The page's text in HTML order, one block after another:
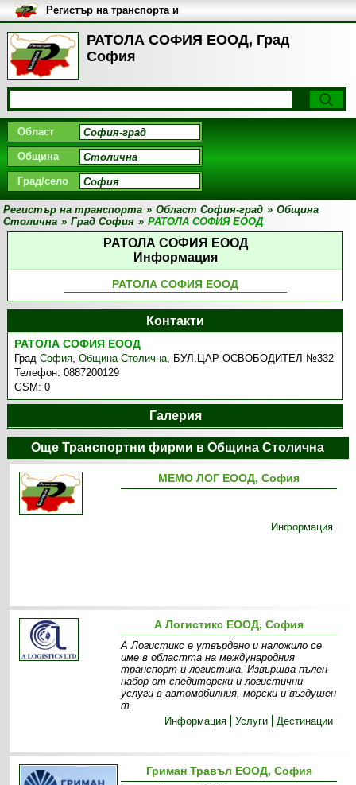
РАТОЛА СОФИЯ ЕООД, Град
София
Регистър на транспорта и
транспортните фирми в
България
Област
Община
Град/село
Регистър на транспорта » Област София-град » Община
Столична » Град София » РАТОЛА СОФИЯ ЕООД
РАТОЛА СОФИЯ ЕООД
Информация
РАТОЛА СОФИЯ ЕООД
Контакти
РАТОЛА СОФИЯ ЕООД
ГрадСофия,Община Столична, БУЛ.ЦАР ОСВОБОДИТЕЛ №332
Телефон:0887200129
GSM:0
Галерия
Още Транспортни фирми в Община Столична
МЕМО ЛОГ ЕООД, София
Информация
А Логистикс ЕООД, София
А Логистикс е утвърдено и наложило се
име в областта на международния
транспорт и логистика. Извършва пълен
набор от спедиторски и логистични
услуги в автомобилния, морски и въздушен
т
Информация
Услуги Дестинации
Гриман Травъл ЕООД, София